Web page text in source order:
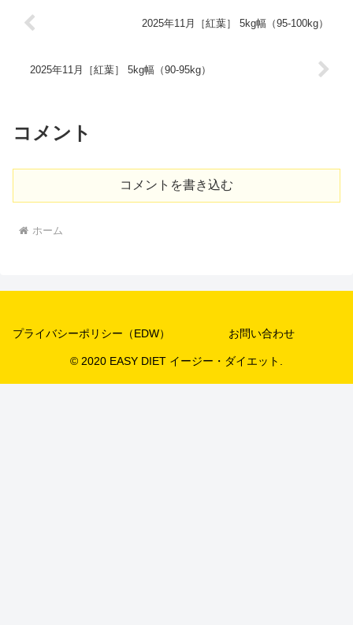
2025年11月［紅葉］ 5kg幅（95-100kg）
2025年11月［紅葉］ 5kg幅（90-95kg）
コメント
コメントを書き込む
ホーム
プライバシーポリシー（EDW） お問い合わせ
© 2020 EASY DIET イージー・ダイエット.